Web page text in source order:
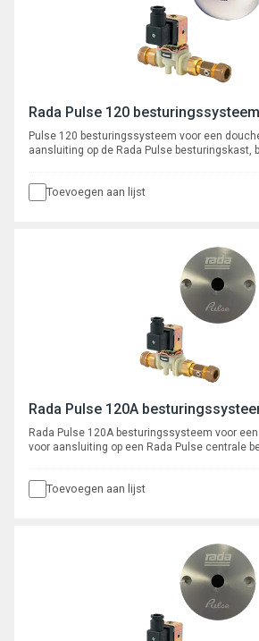
Rada Pulse 120 besturingssysteem
Pulse 120 besturingssysteem voor een
aansluiting op de Rada Pulse besturingskast,
Toevoegen aan lijst
Rada Pulse 120A
Rada Pulse 120A besturingssysteem voor
voor aansluiting op een Rada Pulse centrale
magneetventiel met kogelafsluiter,
Toevoegen aan lijst